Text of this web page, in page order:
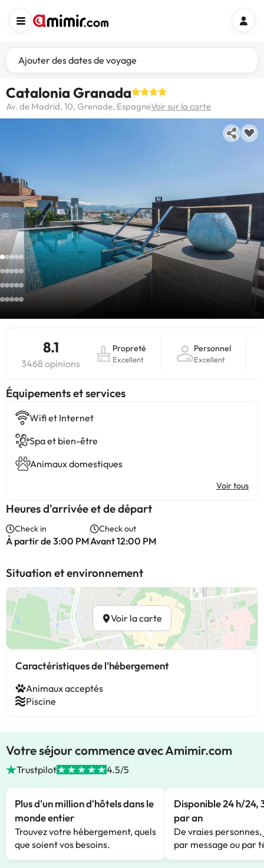
Ajouter des dates de voyage
Catalonia Granada
Av. de Madrid, 10, Grenade, EspagneVoir sur la carte
8.1
3468 opinions
Propreté
Excellent
Personnel
Excellent
​Équipements et services
Wifi et Internet
Spa et bien-être
Animaux domestiques
Voir tous
Heures d'arrivée et de départ
Check in
À partir de 3:00 PM
Check out
Avant 12:00 PM
Situation et environnement
Voir la carte
Caractéristiques de l'hébergement
Animaux acceptés
Piscine
Votre séjour commence avec Amimir.com
Trustpilot 4.5/5
Plus d'un million d'hôtels dans le
monde entier
Trouvez votre hébergement, quels
que soient vos besoins.
Disponible 24 h/24,
par an
De vraies
par message ou par